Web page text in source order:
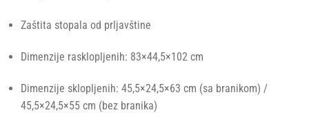
Zaštita stopala od prljavštine
Dimenzije rasklopljenih: 83×44,5×102 cm
Dimenzije sklopljenih: 45,5×24,5×63 cm (sa branikom) /
45,5×24,5×55 cm (bez branika)